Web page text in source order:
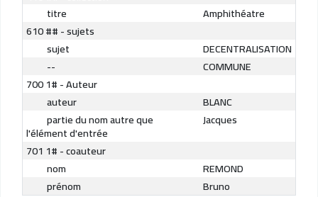
titre
Amphithéatre
610 ## - sujets
sujet
DECENTRALISATION
--
COMMUNE
700 1# - Auteur
auteur
BLANC
partie du nom autre que
l'élément d'entrée
Jacques
701 1# - coauteur
nom
REMOND
prénom
Bruno